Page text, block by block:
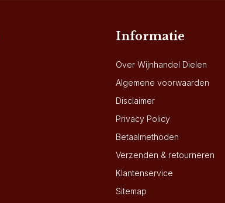
Informatie
Over Wijnhandel Dielen
Algemene voorwaarden
Disclaimer
Privacy Policy
Betaalmethoden
Verzenden & retourneren
Klantenservice
Sitemap